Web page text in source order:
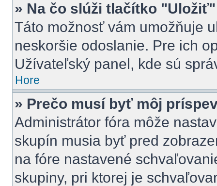
» Na čo slúži tlačítko
Táto možnosť vám umožňuje
neskoršie odoslanie. Pre ich
Užívateľský panel, kde sú
Hore
» Prečo musí byť môj
Administrátor fóra môže
skupín musia byť pred
na fóre nastavené
skupiny, pri ktorej je